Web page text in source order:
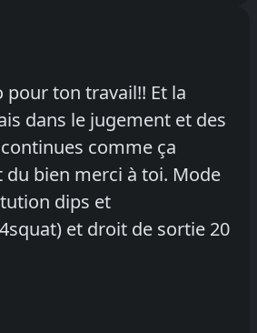
pour ton travail!! Et la
dans le jugement et des
comme ça
bien merci à toi. Mode
dips et
et droit de sortie 20